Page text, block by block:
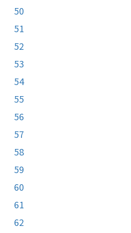
50
51
52
53
54
55
56
57
58
59
60
61
62